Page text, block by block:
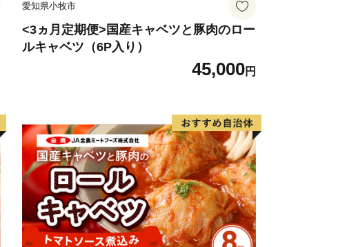
愛知県小牧市
<3ヵ月定期便>国産キャベツと豚肉のロー
ルキャベツ（6P入り）
45,000円